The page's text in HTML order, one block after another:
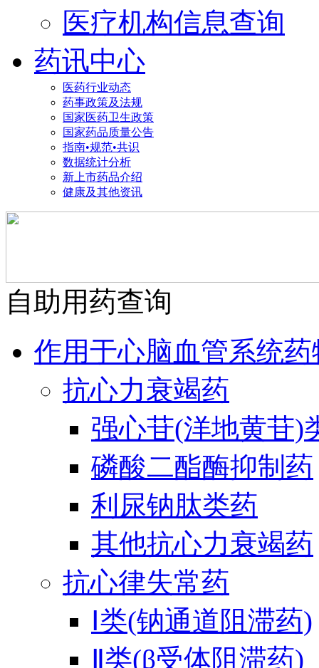
医疗机构信息查询
药讯中心
医药行业动态
药事政策及法规
国家医药卫生政策
国家药品质量公告
指南•规范•共识
数据统计分析
新上市药品介绍
健康及其他资讯
自助用药查询
作用于心脑血管系统药
抗心力衰竭药
强心苷(洋地黄苷)
磷酸二酯酶抑制药
利尿钠肽类药
其他抗心力衰竭药
抗心律失常药
Ⅰ类(钠通道阻滞药)
Ⅱ类(β受体阻滞药)